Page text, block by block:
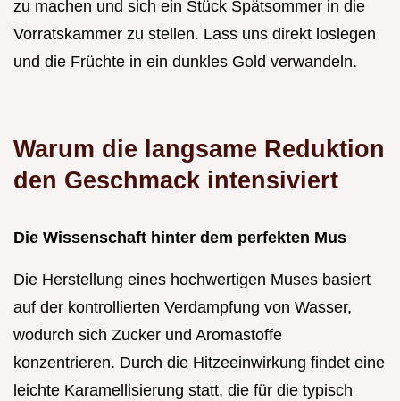
zu machen und sich ein Stück Spätsommer in die
Vorratskammer zu stellen. Lass uns direkt loslegen
und die Früchte in ein dunkles Gold verwandeln.
Warum die langsame Reduktion
den Geschmack intensiviert
Die Wissenschaft hinter dem perfekten Mus
Die Herstellung eines hochwertigen Muses basiert
auf der kontrollierten Verdampfung von Wasser,
wodurch sich Zucker und Aromastoffe
konzentrieren. Durch die Hitzeeinwirkung findet eine
leichte Karamellisierung statt, die für die typisch